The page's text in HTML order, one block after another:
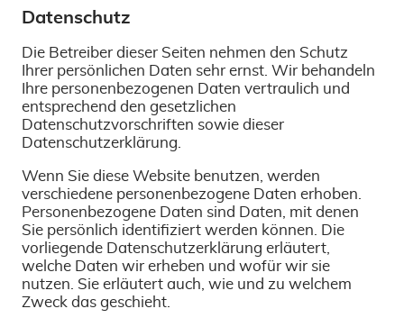
Datenschutz
Die Betreiber dieser Seiten nehmen den Schutz
Ihrer persönlichen Daten sehr ernst. Wir behandeln
Ihre personenbezogenen Daten vertraulich und
entsprechend den gesetzlichen
Datenschutzvorschriften sowie dieser
Datenschutzerklärung.
Wenn Sie diese Website benutzen, werden
verschiedene personenbezogene Daten erhoben.
Personenbezogene Daten sind Daten, mit denen
Sie persönlich identifiziert werden können. Die
vorliegende Datenschutzerklärung erläutert,
welche Daten wir erheben und wofür wir sie
nutzen. Sie erläutert auch, wie und zu welchem
Zweck das geschieht.